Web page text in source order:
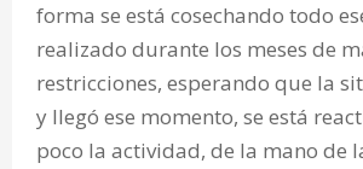
forma se está cosechando todo
realizado durante los meses de
restricciones, esperando que la
y llegó ese momento, se está
poco la actividad, de la mano de